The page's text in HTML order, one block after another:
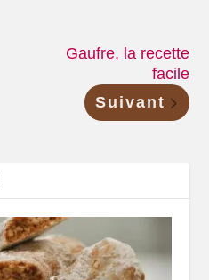
Gaufre, la recette
facile
Suivant